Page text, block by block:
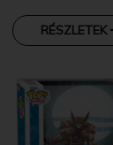
RÉSZLETEK